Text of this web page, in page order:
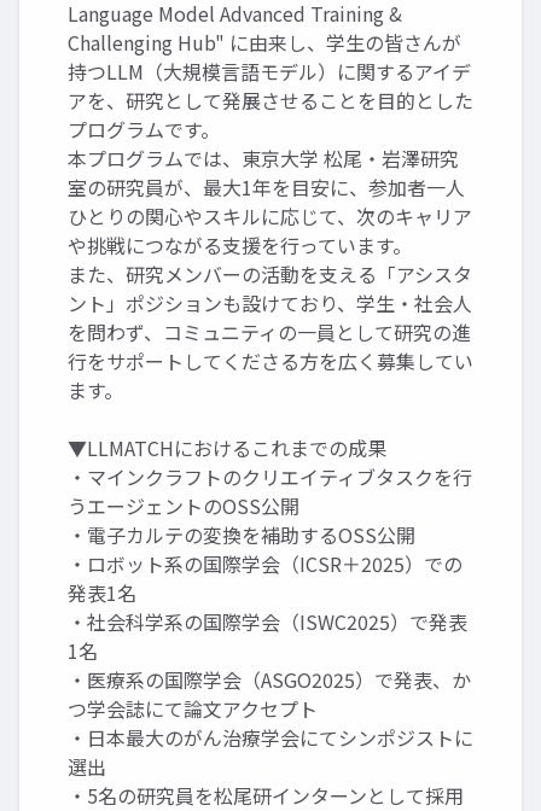
Language Model Advanced Training &
Challenging Hub" に由来し、学生の皆さんが
持つLLM（大規模言語モデル）に関するアイデ
アを、研究として発展させることを目的とした
プログラムです。
本プログラムでは、東京大学 松尾・岩澤研究
室の研究員が、最大1年を目安に、参加者一人
ひとりの関心やスキルに応じて、次のキャリア
や挑戦につながる支援を行っています。
また、研究メンバーの活動を支える「アシスタ
ント」ポジションも設けており、学生・社会人
を問わず、コミュニティの一員として研究の進
行をサポートしてくださる方を広く募集してい
ます。
▼LLMATCHにおけるこれまでの成果
・マインクラフトのクリエイティブタスクを行
うエージェントのOSS公開
・電子カルテの変換を補助するOSS公開
・ロボット系の国際学会（ICSR＋2025）での
発表1名
・社会科学系の国際学会（ISWC2025）で発表
1名
・医療系の国際学会（ASGO2025）で発表、か
つ学会誌にて論文アクセプト
・日本最大のがん治療学会にてシンポジストに
選出
・5名の研究員を松尾研インターンとして採用